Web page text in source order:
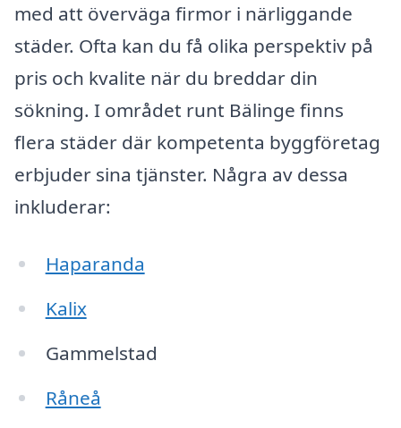
med att överväga firmor i närliggande
städer. Ofta kan du få olika perspektiv på
pris och kvalite när du breddar din
sökning. I området runt Bälinge finns
flera städer där kompetenta byggföretag
erbjuder sina tjänster. Några av dessa
inkluderar:
Haparanda
Kalix
Gammelstad
Råneå